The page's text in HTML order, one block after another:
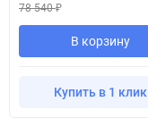
78 540₽
В корзину
Купить в 1 клик